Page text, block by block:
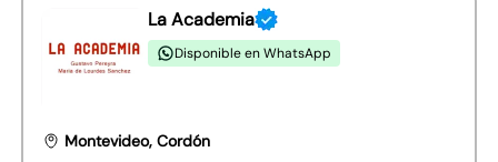
La Academia
Disponible en WhatsApp
Montevideo, Cordón